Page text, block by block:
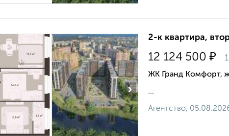
›
2-к квартира,
12 124 500 ₽
ЖК Гранд Комфорт,
...
Агентство,